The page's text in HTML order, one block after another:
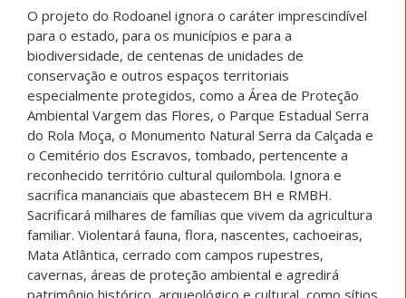
O projeto do Rodoanel ignora o caráter imprescindível
para o estado, para os municípios e para a
biodiversidade, de centenas de unidades de
conservação e outros espaços territoriais
especialmente protegidos, como a Área de Proteção
Ambiental Vargem das Flores, o Parque Estadual Serra
do Rola Moça, o Monumento Natural Serra da Calçada e
o Cemitério dos Escravos, tombado, pertencente a
reconhecido território cultural quilombola. Ignora e
sacrifica mananciais que abastecem BH e RMBH.
Sacrificará milhares de famílias que vivem da agricultura
familiar. Violentará fauna, flora, nascentes, cachoeiras,
Mata Atlântica, cerrado com campos rupestres,
cavernas, áreas de proteção ambiental e agredirá
patrimônio histórico, arqueológico e cultural, como sítios